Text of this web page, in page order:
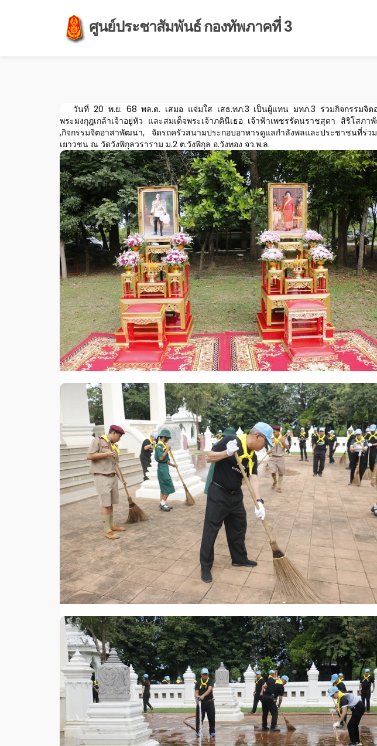
ศูนย์ประชาสัมพันธ์ กองทัพภาคที่ 3
วันที่ 20 พ.ย. 68 พล.ต. เสมอ แจ่มใส เสธ.ทภ.3 เป็นผู้แทน มทภ.3 ร่วมกิจกรรมจิ
พระมงกุฎเกล้าเจ้าอยู่หัว และสมเด็จพระเจ้าภคินีเธอ เจ้าฟ้าเพชรรัตนราชสุดา สิริโ
,กิจกรรมจิตอาสาพัฒนา, จัดรถครัวสนามประกอบอาหารดูแลกำลังพลและประชาชนที่
เยาวชน ณ วัดวังพิกุลวราราม ม.2 ต.วังพิกุล อ.วังทอง จว.พ.ล.